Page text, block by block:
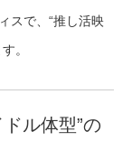
スで、“推し活映
。
ル体型”の